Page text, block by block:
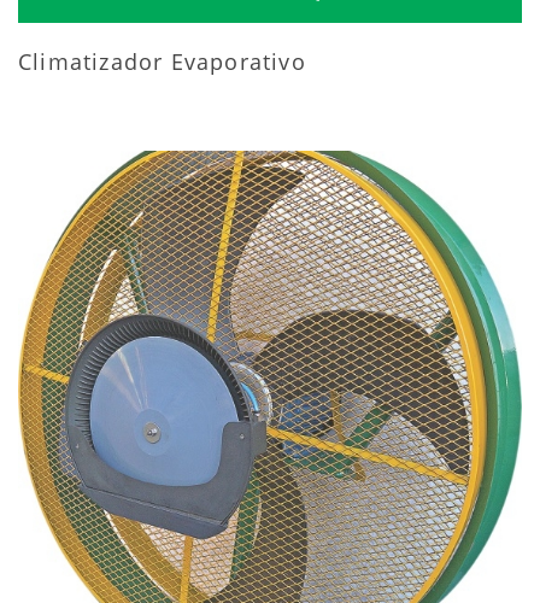
Climatizador Evaporativo